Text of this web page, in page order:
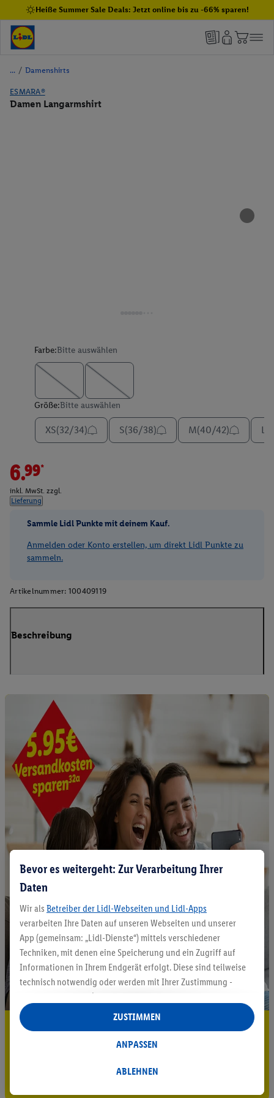
Heiße Summer Sale Deals: Jetzt online bis zu -66% sparen!
/ Damenshirts
ESMARA®
Damen Langarmshirt
Farbe:Bitte auswählen
Größe:Bitte auswählen
XS(32/34) S(36/38) M(40/42)
6.99*
inkl. MwSt. zzgl.
Lieferung
Sammle Lidl Punkte mit deinem Kauf.
Anmelden oder Konto erstellen, um direkt Lidl Punkte zu
sammeln.
Artikelnummer: 100409119
Beschreibung
5.95 € Versand sparen³²ᵃ
Jetzt zum Newsletter anmelden
Gutschein sichern!
Bevor es weitergeht: Zur Verarbeitung Ihrer
Daten
Wir als Betreiber der Lidl-Webseiten und Lidl-Apps
verarbeiten Ihre Daten auf unseren Webseiten und unserer
App (gemeinsam: „Lidl-Dienste“) mittels verschiedener
Techniken, mit denen eine Speicherung und ein Zugriff auf
Informationen in Ihrem Endgerät erfolgt. Diese sind teilweise
technisch notwendig oder werden mit Ihrer Zustimmung -
auch durch Partner (u.a.
Verantwortliche; im Zusammenhang mit dem IAB TCF
insgesamt
Statistik-Erstellung oder für personalisierte Werbung
Datenverarbeitungen für personalisierte Werbung werden
ABLEHNEN
ANPASSEN
ZUSTIMMEN